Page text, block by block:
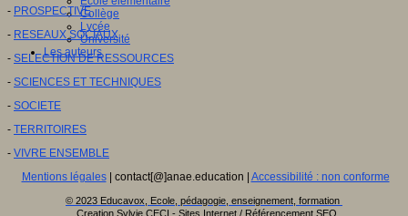
Collège
Lycée
Université
Les auteurs
- PROSPECTIVE
- RESEAUX SOCIAUX
- SELECTION DE RESSOURCES
- SCIENCES ET TECHNIQUES
- SOCIETE
- TERRITOIRES
- VIVRE ENSEMBLE
Mentions légales| contact[@]anae.education | Accessibilité : non conforme
© 2023 Educavox, Ecole, pédagogie, enseignement, formation
Creation Sylvie CECI - Sites Internet / Référencement SEO